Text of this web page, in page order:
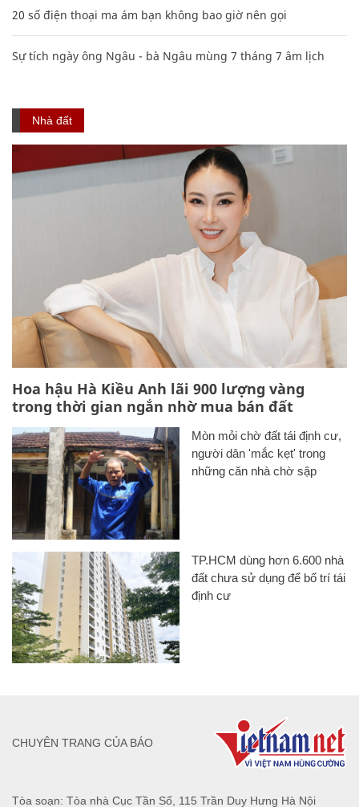
20 số điện thoại ma ám bạn không bao giờ nên gọi
Sự tích ngày ông Ngâu - bà Ngâu mùng 7 tháng 7 âm lịch
Nhà đất
Hoa hậu Hà Kiều Anh lãi 900 lượng vàng
trong thời gian ngắn nhờ mua bán đất
Mòn mỏi chờ đất tái định cư,
người dân 'mắc kẹt' trong
những căn nhà chờ sập
TP.HCM dùng hơn 6.600 nhà
đất chưa sử dụng để bố trí tái
định cư
Tòa soạn: Tòa nhà Cục Tần Số, 115 Trần Duy Hưng Hà Nội
CHUYÊN TRANG CỦA BÁO